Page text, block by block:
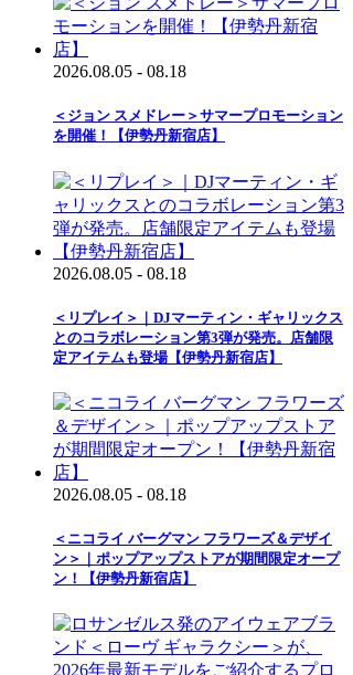
2026.08.05 - 08.18
＜ジョン スメドレー＞サマープロモーション
を開催！【伊勢丹新宿店】
2026.08.05 - 08.18
＜リプレイ＞｜DJマーティン・ギャリックス
とのコラボレーション第3弾が発売。店舗限
定アイテムも登場【伊勢丹新宿店】
2026.08.05 - 08.18
＜ニコライ バーグマン フラワーズ＆デザイ
ン＞｜ポップアップストアが期間限定オープ
ン！【伊勢丹新宿店】